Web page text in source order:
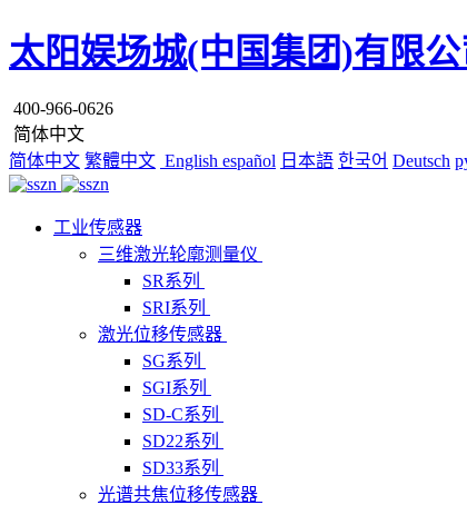
太阳娱场城(中国集团)有限
400-966-0626
简体中文
简体中文 繁體中文 English español 日本語 한국어 Deutsch
工业传感器
三维激光轮廓测量仪
SR系列
SRI系列
激光位移传感器
SG系列
SGI系列
SD-C系列
SD22系列
SD33系列
光谱共焦位移传感器